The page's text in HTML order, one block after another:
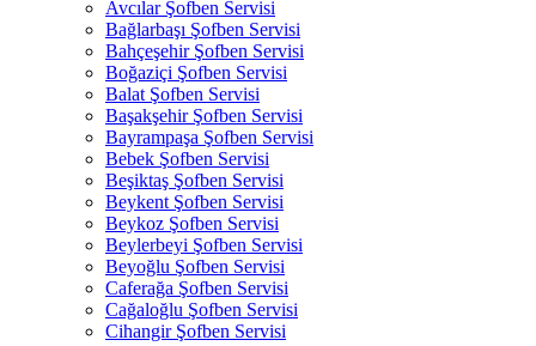
Avcılar Şofben Servisi
Bağlarbaşı Şofben Servisi
Bahçeşehir Şofben Servisi
Boğaziçi Şofben Servisi
Balat Şofben Servisi
Başakşehir Şofben Servisi
Bayrampaşa Şofben Servisi
Bebek Şofben Servisi
Beşiktaş Şofben Servisi
Beykent Şofben Servisi
Beykoz Şofben Servisi
Beylerbeyi Şofben Servisi
Beyoğlu Şofben Servisi
Caferağa Şofben Servisi
Cağaloğlu Şofben Servisi
Cihangir Şofben Servisi